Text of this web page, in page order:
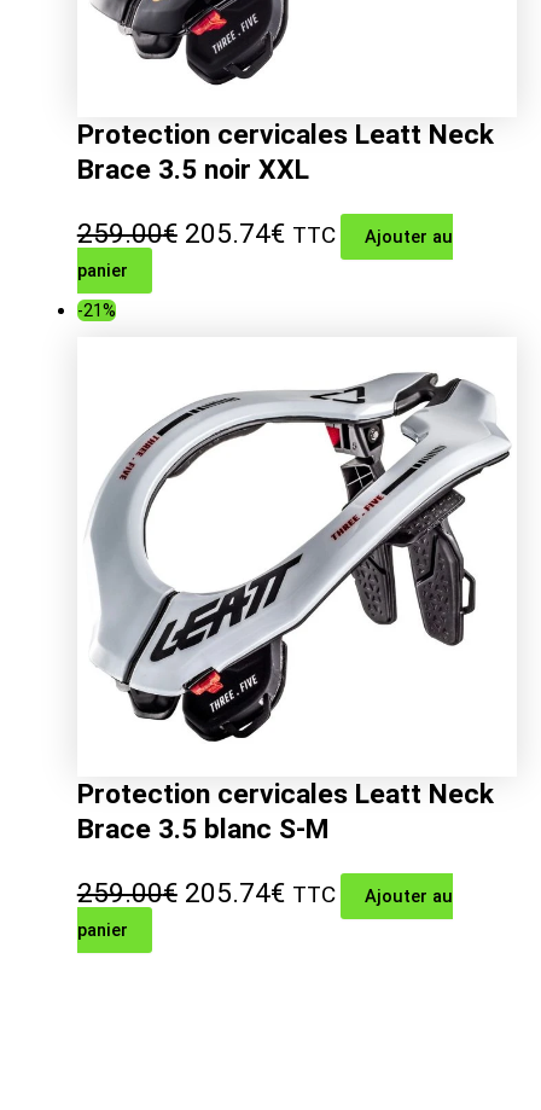
Protection cervicales Leatt Neck
Brace 3.5 noir XXL
259.00€ Le
259.00€.
205.74€Le
205.74€.
TTC
Ajouter au
panier
-21%
Protection cervicales Leatt Neck
Brace 3.5 blanc S-M
259.00€ Le
205.74€Le
TTC
Ajouter au
panier